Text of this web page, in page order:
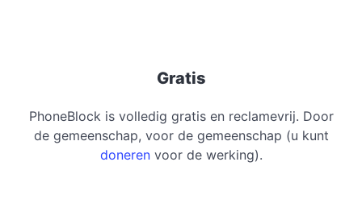
Gratis
PhoneBlock is volledig gratis en reclamevrij. Door
de gemeenschap, voor de gemeenschap (u kunt
donerenvoor de werking).